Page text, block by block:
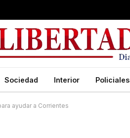
Sociedad Interior Policiales
ayudar a Corrientes